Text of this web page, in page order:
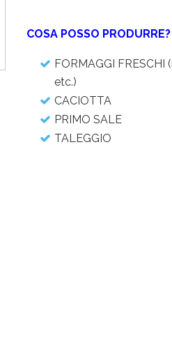
COSA POSSO PRODURRE?
FORMAGGI
etc.)
CACIOTTA
PRIMO SALE
TALEGGIO